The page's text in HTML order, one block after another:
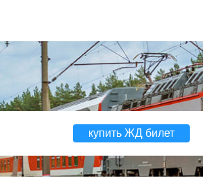
купить ЖД билет